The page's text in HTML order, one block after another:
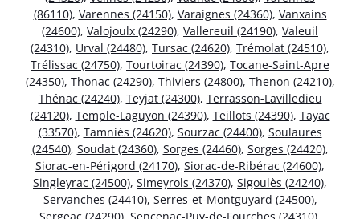
(86110), Varennes (24150), Varaignes (24360), Vanxains
(24600), Valojoulx (24290), Vallereuil (24190), Valeuil
(24310), Urval (24480), Tursac (24620), Trémolat (24510),
Trélissac (24750), Tourtoirac (24390), Tocane-Saint-Apre
(24350), Thonac (24290), Thiviers (24800), Thenon (24210),
Thénac (24240), Teyjat (24300), Terrasson-Lavilledieu
(24120), Temple-Laguyon (24390), Teillots (24390), Tayac
(33570), Tamniès (24620), Sourzac (24400), Soulaures
(24540), Soudat (24360), Sorges (24460), Sorges (24420),
Siorac-en-Périgord (24170), Siorac-de-Ribérac (24600),
Singleyrac (24500), Simeyrols (24370), Sigoulès (24240),
Servanches (24410), Serres-et-Montguyard (24500),